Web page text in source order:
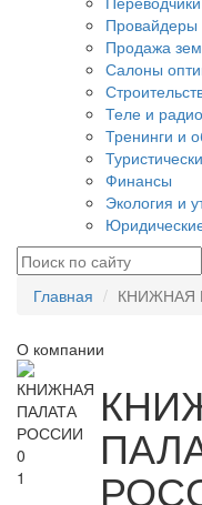
Провайдеры
Продажа
Салоны
Теле и
Тренинги и
Финансы
Экология и
Главная КНИЖНАЯ
О компании
0
1